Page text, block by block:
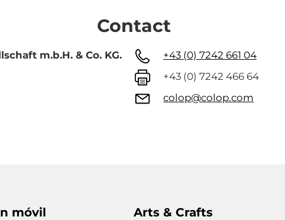
Contact
m.b.H. & Co. KG.
+43 (0) 7242 661 04
+43 (0) 7242 466 64
colop@colop.com
móvil Arts & Crafts